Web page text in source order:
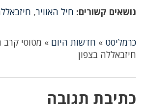
נושאים קשורים: חיל האוויר,
כרמליסט » חדשות היום » מטוסי קרב
חיזבאללה בצפון
כתיבת תגובה